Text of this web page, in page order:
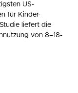
US-
für Kinder-
liefert die
von 8–18-